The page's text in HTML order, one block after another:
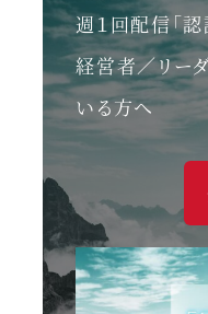
週１回配信「認
経営者／リー
いる方へ